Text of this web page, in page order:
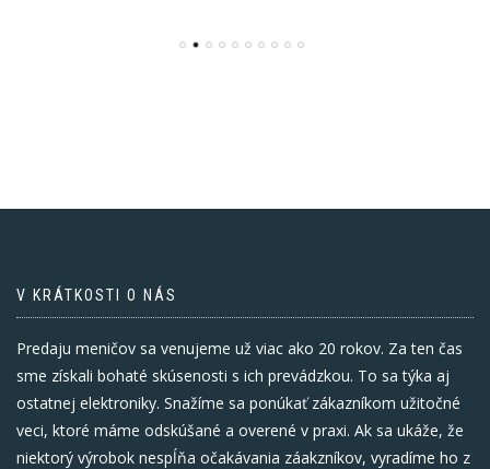
V KRÁTKOSTI O NÁS
Predaju meničov sa venujeme už viac ako 20 rokov. Za ten čas
sme získali bohaté skúsenosti s ich prevádzkou. To sa týka aj
ostatnej elektroniky. Snažíme sa ponúkať zákazníkom užitočné
veci, ktoré máme odskúšané a overené v praxi. Ak sa ukáže, že
niektorý výrobok nespĺňa očakávania záakzníkov, vyradíme ho z